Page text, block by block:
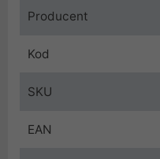
Producent
Kod
SKU
EAN